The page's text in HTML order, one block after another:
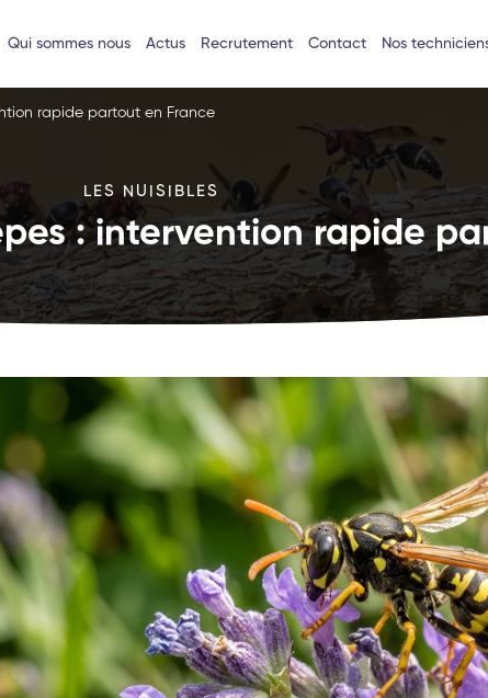
Qui sommes nous Actus Recrutement Contact Nos
rapide partout en France
LES NUISIBLES
: intervention rapide